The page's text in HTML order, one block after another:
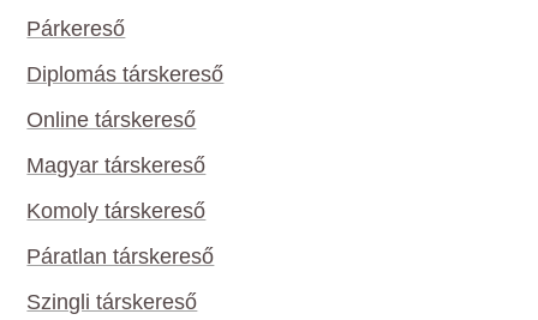
Párkereső
Diplomás társkereső
Online társkereső
Magyar társkereső
Komoly társkereső
Páratlan társkereső
Szingli társkereső